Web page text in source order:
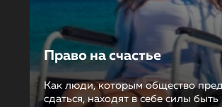
Право на счастье
Как люди, которым общество
сдаться, находят в себе силы быть